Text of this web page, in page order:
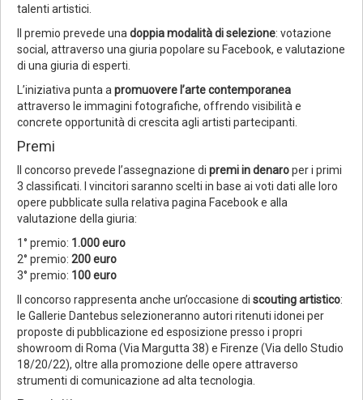
talenti artistici.
Il premio prevede una doppia modalità di selezione: votazione
social, attraverso una giuria popolare su Facebook, e valutazione
di una giuria di esperti.
L’iniziativa punta a promuovere l’arte contemporanea
attraverso le immagini fotografiche, offrendo visibilità e
concrete opportunità di crescita agli artisti partecipanti.
Premi
Il concorso prevede l’assegnazione di premi in denaroper i primi
3 classificati. I vincitori saranno scelti in base ai voti dati alle loro
opere pubblicate sulla relativa pagina Facebook e alla
valutazione della giuria:
1° premio: 1.000 euro
2° premio: 200 euro
3° premio: 100 euro
Il concorso rappresenta anche un’occasione di scouting artistico:
le Gallerie Dantebus selezioneranno autori ritenuti idonei per
proposte di pubblicazione ed esposizione presso i propri
showroom di Roma (Via Margutta 38) e Firenze (Via dello Studio
18/20/22), oltre alla promozione delle opere attraverso
strumenti di comunicazione ad alta tecnologia.